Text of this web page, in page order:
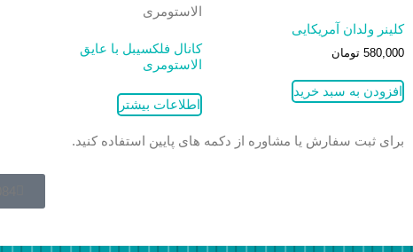
کلینر ولدان آمریکایی
580,000 تومان
افزودن به سبد خرید
کانال فلکسیبل با عایق
الاستومری
اطلاعات بیشتر
برای ثبت سفارش یا مشاوره از دکمه های پایین استفاده کنید.